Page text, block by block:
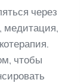
через
медитация,
чтобы